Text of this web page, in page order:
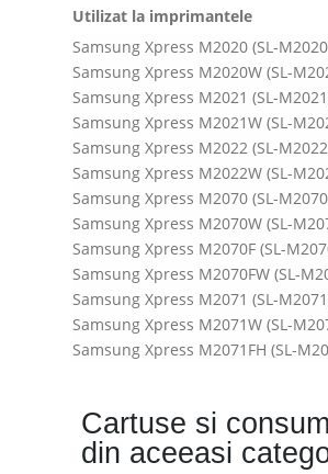
Utilizat la imprimantele
Samsung Xpress M2020 (SL-
Samsung Xpress M2020W (SL-
Samsung Xpress M2021 (SL-
Samsung Xpress M2021W (SL-
Samsung Xpress M2022 (SL-
Samsung Xpress M2022W (SL-
Samsung Xpress M2070 (SL-
Samsung Xpress M2070W (SL-
Samsung Xpress M2070F (SL-
Samsung Xpress M2070FW (SL-
Samsung Xpress M2071 (SL-
Samsung Xpress M2071W (SL-
Samsung Xpress M2071FH (SL-
Cartuse si
din aceeasi